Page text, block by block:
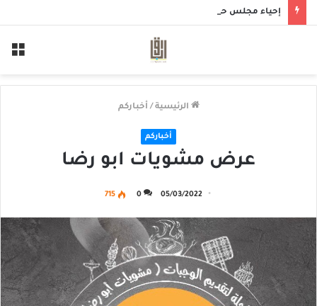
إحياء مجلس حسيني بمأتم الحاج أحمد منصور الخميس
الرئيسية / أخباركم
أخباركم
عرض مشويات ابو رضا
05/03/2022
0
715